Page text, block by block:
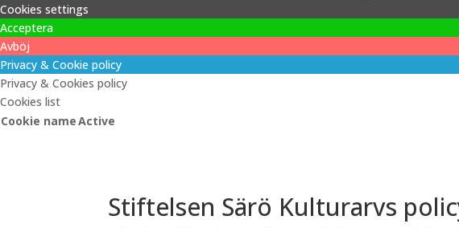
Cookies settings
Acceptera
Avböj
Privacy & Cookie policy
Privacy & Cookies policy
Cookies list
Cookie nameActive
Stiftelsen Särö Kulturarvs